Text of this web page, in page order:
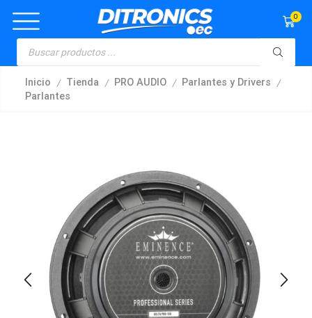
0
Inicio / Tienda / PRO AUDIO / Parlantes y Drivers /
Parlantes